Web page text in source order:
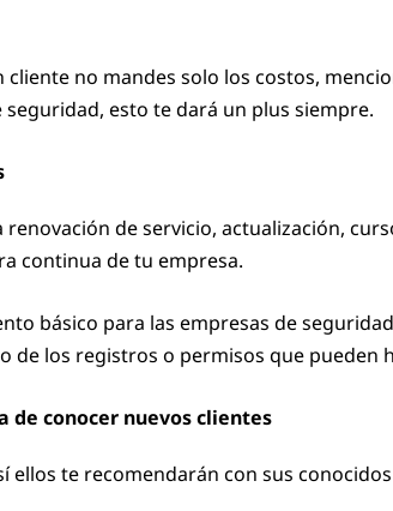
no mandes solo los costos,
esto te dará un plus siempre.
de servicio, actualización,
continua de tu empresa.
básico para las empresas de
los registros o permisos que pueden
de conocer nuevos clientes
ellos te recomendarán con sus